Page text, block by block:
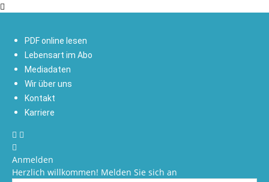
PDF online lesen
Lebensart im Abo
Mediadaten
Wir über uns
Kontakt
Karriere
Anmelden
Herzlich willkommen! Melden Sie sich an